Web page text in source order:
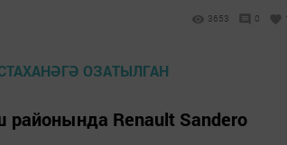
3653 0
Renault Sandero